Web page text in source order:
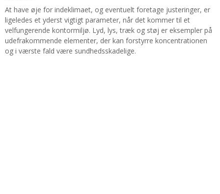
At have øje for indeklimaet, og eventuelt foretage justeringer, er
ligeledes et yderst vigtigt parameter, når det kommer til et
velfungerende kontormiljø. Lyd, lys, træk og støj er eksempler på
udefrakommende elementer, der kan forstyrre koncentrationen
og i værste fald være sundhedsskadelige.